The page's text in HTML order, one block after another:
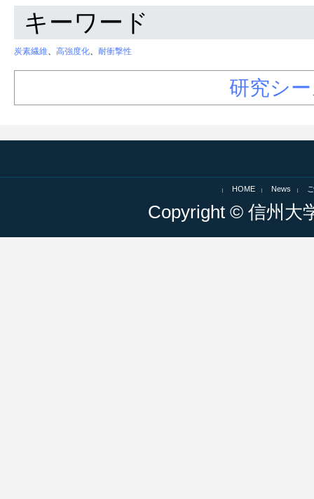
キーワード
炭素繊維、 高強度化、 耐衝撃性
研究シ
HOME News
Copyright © 信州大